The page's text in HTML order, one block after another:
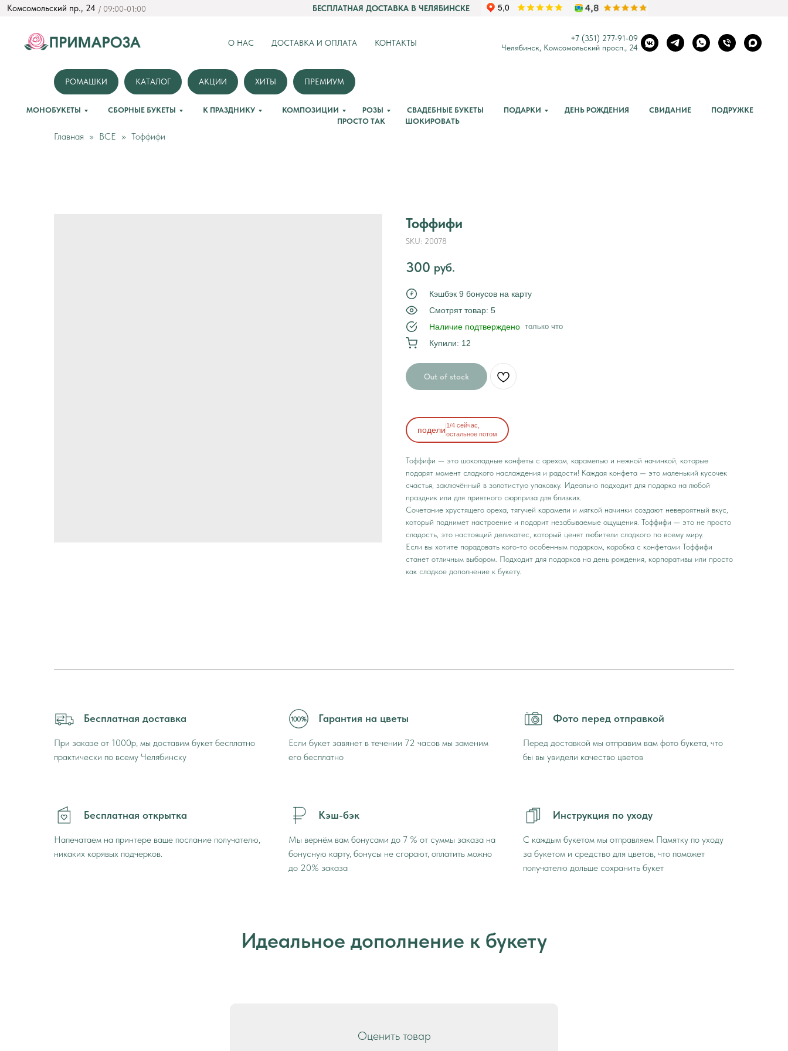
БЕСПЛАТНАЯ ДОСТАВКА В ЧЕЛЯБИНСКЕ
/ 09:00-01:00
Комсомольский пр., 24
О НАС ДОСТАВКА И ОПЛАТА КОНТАКТЫ +7 (351) 277-91-09
Челябинск, Комсомольский просп., 24
РОМАШКИ КАТАЛОГ АКЦИИ ХИТЫ ПРЕМИУМ
МОНОБУКЕТЫ СБОРНЫЕ БУКЕТЫ К ПРАЗДНИКУ КОМПОЗИЦИИ РОЗЫ СВАДЕБНЫЕ БУКЕТЫ ПОДАРКИ ДЕНЬ РОЖДЕНИЯ СВИДАНИЕ
ПОДРУЖКЕ
ПРОСТО ТАК
ШОКИРОВАТЬ
Главная ВСЕ Тоффифи
Тоффифи
SKU: 20078
300 руб.
₽
Кэшбэк 9 бонусов на карту
Смотрят товар: 5
Наличие подтверждено только что
Купили: 12
Out of stock
подели 1/4 сейчас,
остальное потом
Тоффифи — это шоколадные конфеты с орехом, карамелью и нежной начинкой, которые
подарят момент сладкого наслаждения и радости! Каждая конфета — это маленький кусочек
счастья, заключённый в золотистую упаковку. Идеально подходит для подарка на любой
праздник или для приятного сюрприза для близких.
Сочетание хрустящего ореха, тягучей карамели и мягкой начинки создают невероятный вкус,
который поднимет настроение и подарит незабываемые ощущения. Тоффифи — это не просто
сладость, это настоящий деликатес, который ценят любители сладкого по всему миру.
Если вы хотите порадовать кого-то особенным подарком, коробка с конфетами Тоффифи
станет отличным выбором. Подходит для подарков на день рождения, корпоративы или просто
как сладкое дополнение к букету.
Бесплатная доставка
При заказе от 1000р, мы доставим букет бесплатно
практически по всему Челябинску
Гарантия на цветы
Если букет завянет в течении 72 часов мы заменим
его бесплатно
Фото перед отправкой
Перед доставкой мы отправим вам фото букета, что
бы вы увидели качество цветов
Бесплатная открытка
Напечатаем на принтере ваше послание получателю,
никаких корявых подчерков.
Кэш-бэк
Мы вернём вам бонусами до 7 % от суммы заказа на
бонусную карту, бонусы не сгорают, оплатить можно
до 20% заказа
Инструкция по уходу
С каждым букетом мы отправляем Памятку по уходу
за букетом и средство для цветов, что поможет
получателю дольше сохранить букет
Идеальное дополнение к букету
Оценить товар